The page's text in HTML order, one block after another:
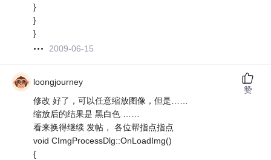
}
}
}
2009-06-15
loongjourney
修改 好了，可以任意缩放图像，但是……
缩放后的结果是 黑白色 ……
看来换得继续 发帖， 各位帮指点指点
void CImgProcessDlg::OnLoadImg()
{
赞